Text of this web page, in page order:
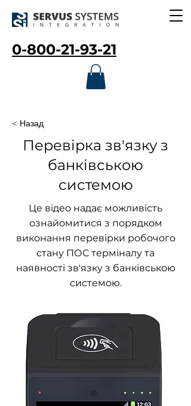
0-800-21-93-21
< Назад
Перевірка зв'язку з
банківською
системою
Це відео надає можливість
ознайомитися з порядком
виконання перевірки робочого
стану ПОС терміналу та
наявності зв'язку з банківською
системою.